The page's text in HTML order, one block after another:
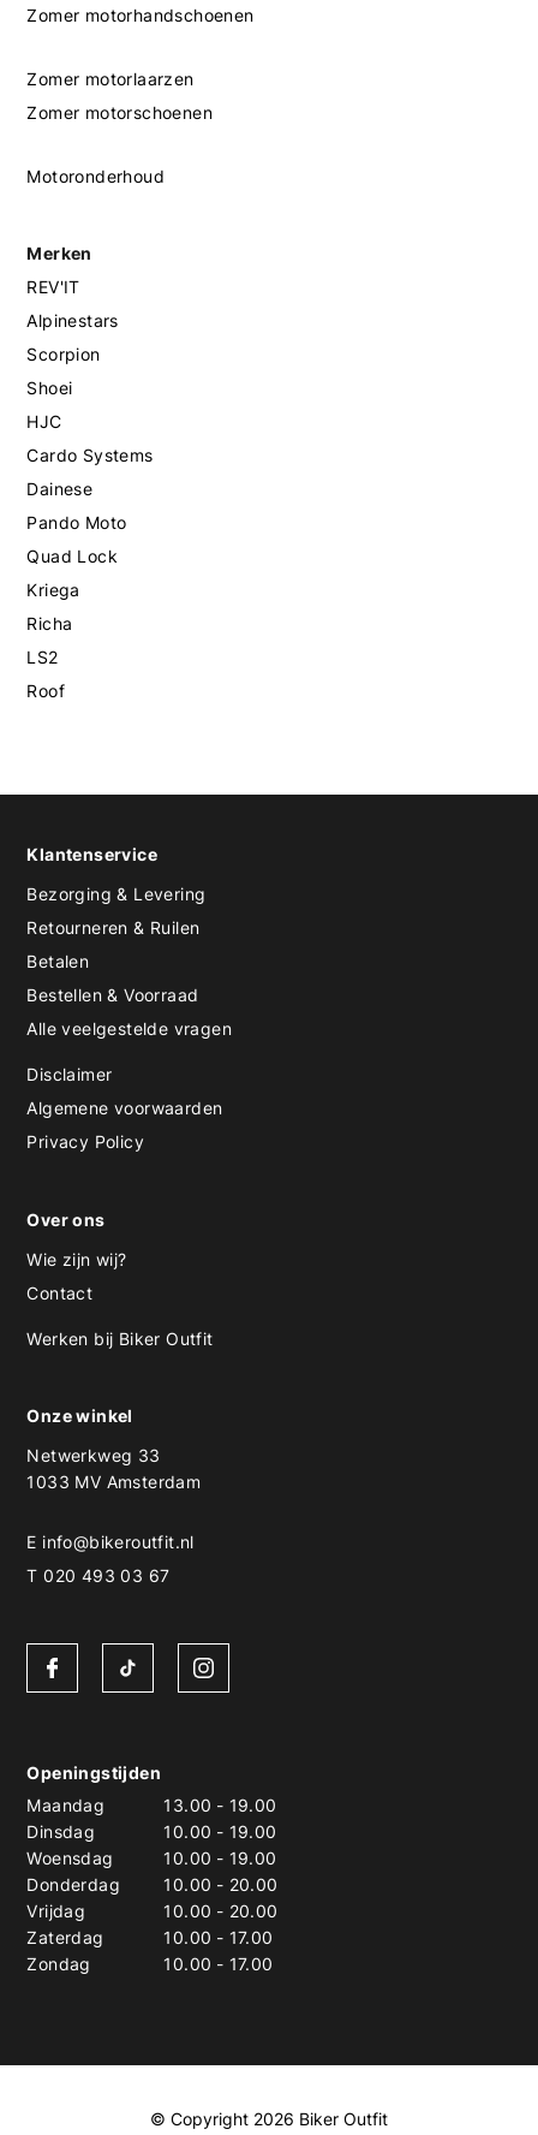
Zomer motorhandschoenen
Zomer motorlaarzen
Zomer motorschoenen
Motoronderhoud
Merken
REV'IT
Alpinestars
Scorpion
Shoei
HJC
Cardo Systems
Dainese
Pando Moto
Quad Lock
Kriega
Richa
LS2
Roof
Klantenservice
Bezorging & Levering
Retourneren & Ruilen
Betalen
Bestellen & Voorraad
Alle veelgestelde vragen
Disclaimer
Algemene voorwaarden
Privacy Policy
Over ons
Wie zijn wij?
Contact
Werken bij Biker Outfit
Onze winkel
Netwerkweg 33
1033 MV Amsterdam
E info@bikeroutfit.nl
T 020 493 03 67
Openingstijden
Maandag
13.00 - 19.00
Dinsdag
10.00 - 19.00
Woensdag
10.00 - 19.00
Donderdag
10.00 - 20.00
Vrijdag
10.00 - 20.00
Zaterdag
10.00 - 17.00
Zondag
10.00 - 17.00
© Copyright 2026 Biker Outfit